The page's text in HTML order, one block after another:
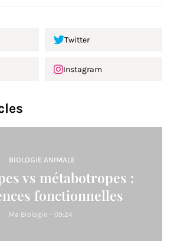
Twitter
Instagram
BIOLOGIE ANIMALE
vs métabotropes :
fonctionnelles
Ma Biologie - 09:24